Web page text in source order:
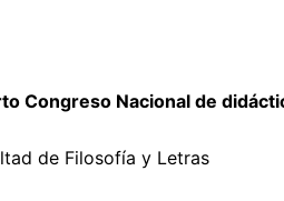
Congreso Nacional de
de Filosofía y Letras